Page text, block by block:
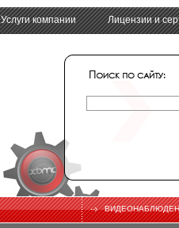
Услуги компании Лицензии и